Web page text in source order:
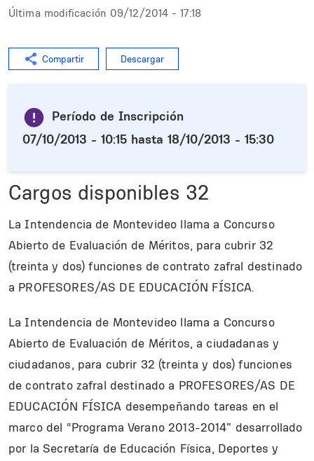
Última modificación 09/12/2014 - 17:18
Compartir Descargar
Período de Inscripción
07/10/2013 - 10:15 hasta 18/10/2013 - 15:30
Cargos disponibles 32
La Intendencia de Montevideo llama a Concurso
Abierto de Evaluación de Méritos, para cubrir 32
(treinta y dos) funciones de contrato zafral destinado
a PROFESORES/AS DE EDUCACIÓN FÍSICA.
La Intendencia de Montevideo llama a Concurso
Abierto de Evaluación de Méritos, a ciudadanas y
ciudadanos, para cubrir 32 (treinta y dos) funciones
de contrato zafral destinado a PROFESORES/AS DE
EDUCACIÓN FÍSICA desempeñando tareas en el
marco del “Programa Verano 2013-2014” desarrollado
por la Secretaría de Educación Física, Deportes y